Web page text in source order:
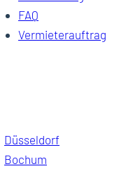
FAQ
Vermieterauftrag
Düsseldorf
Bochum